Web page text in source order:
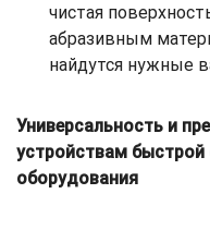
чистая
абразивным
найдутся нужные
Универсальность и
устройствам
оборудования